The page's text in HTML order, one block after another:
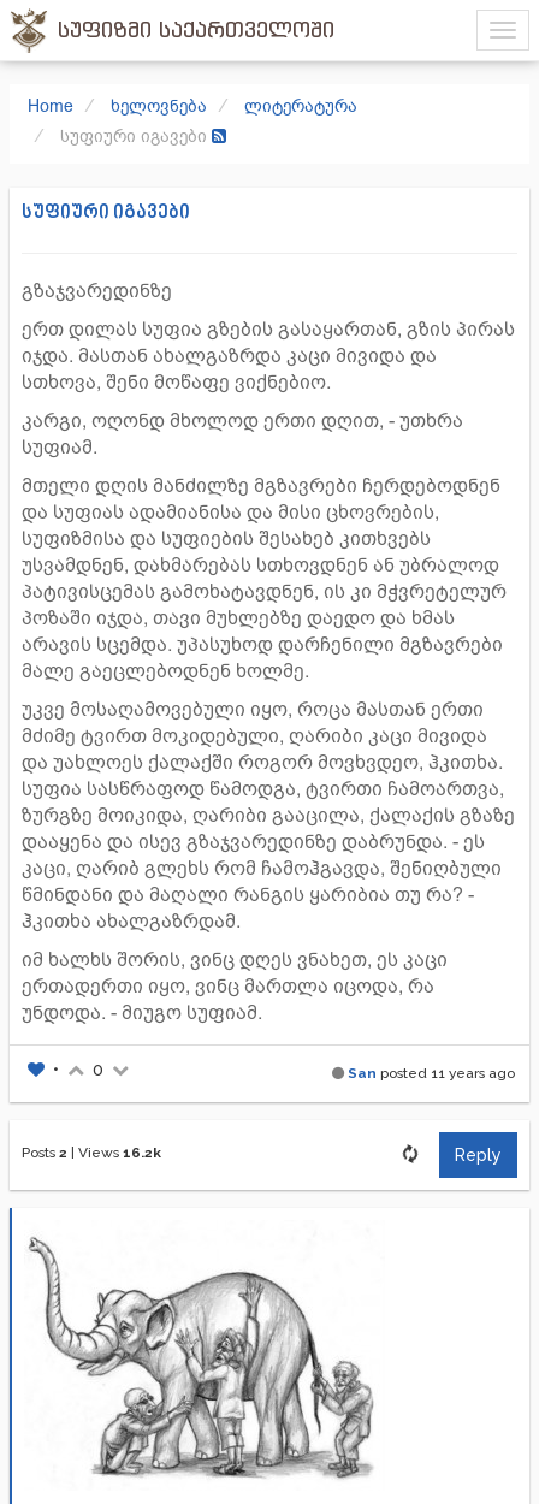
სუფიზმი საქართველოში
Home ხელოვნება
ლიტერატურა
სუფიური იგავები
სუფიური იგავები
გზაჯვარედინზე
ერთ დილას სუფია გზების გასაყართან, გზის პირას
იჯდა. მასთან ახალგაზრდა კაცი მივიდა და
სთხოვა, შენი მოწაფე ვიქნებიო.
კარგი, ოღონდ მხოლოდ ერთი დღით, - უთხრა
სუფიამ.
მთელი დღის მანძილზე მგზავრები ჩერდებოდნენ
და სუფიას ადამიანისა და მისი ცხოვრების,
სუფიზმისა და სუფიების შესახებ კითხვებს
უსვამდნენ, დახმარებას სთხოვდნენ ან უბრალოდ
პატივისცემას გამოხატავდნენ, ის კი მჭვრეტელურ
პოზაში იჯდა, თავი მუხლებზე დაედო და ხმას
არავის სცემდა. უპასუხოდ დარჩენილი მგზავრები
მალე გაეცლებოდნენ ხოლმე.
უკვე მოსაღამოვებული იყო, როცა მასთან ერთი
მძიმე ტვირთ მოკიდებული, ღარიბი კაცი მივიდა
და უახლოეს ქალაქში როგორ მოვხვდეო, ჰკითხა.
სუფია სასწრაფოდ წამოდგა, ტვირთი ჩამოართვა,
ზურგზე მოიკიდა, ღარიბი გააცილა, ქალაქის გზაზე
დააყენა და ისევ გზაჯვარედინზე დაბრუნდა. - ეს
კაცი, ღარიბ გლეხს რომ ჩამოჰგავდა, შენიღბული
წმინდანი და მაღალი რანგის ყარიბია თუ რა? -
ჰკითხა ახალგაზრდამ.
იმ ხალხს შორის, ვინც დღეს ვნახეთ, ეს კაცი
ერთადერთი იყო, ვინც მართლა იცოდა, რა
უნდოდა. - მიუგო სუფიამ.
San posted 11 years ago
• 0
Posts 2 Views 16.2k Reply